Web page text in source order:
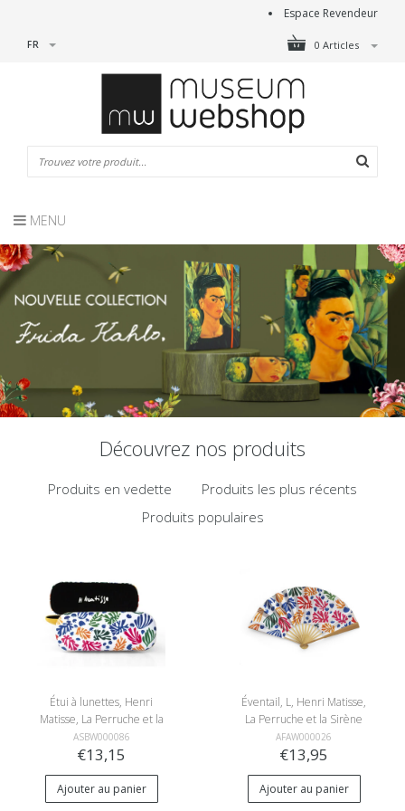
Espace Revendeur
0 Articles
FR
MENU
Découvrez nos produits
Produits en vedette
Produits les plus récents
Produits populaires
Étui à lunettes, Henri
Matisse, La Perruche et la
Sirène
ASBW000086
€13,15
Ajouter au panier
Éventail, L, Henri Matisse,
La Perruche et la Sirène
AFAW000026
€13,95
Ajouter au panier